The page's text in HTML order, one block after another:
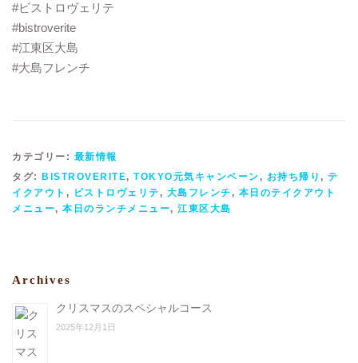
#ビストロヴェリテ
#bistroverite
#江東区大島
#大島フレンチ
カテゴリー: 最新情報
タグ: BISTROVERITE, TOKYO元気キャンペーン , お持ち帰り , テ
イクアウト , ビストロヴェリテ , 大島フレンチ , 本日のテイクアウト
メニュー, 本日のランチメニュー, 江東区大島
Archives
クリスマスのスペシャルコース
2025年12月1日